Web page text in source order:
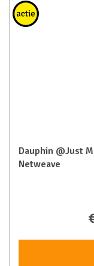
Dauphin @Just
Netweave